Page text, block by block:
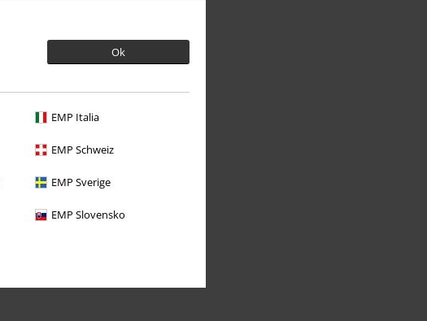
Ok
EMP Italia
EMP Schweiz
EMP Sverige
EMP Slovensko